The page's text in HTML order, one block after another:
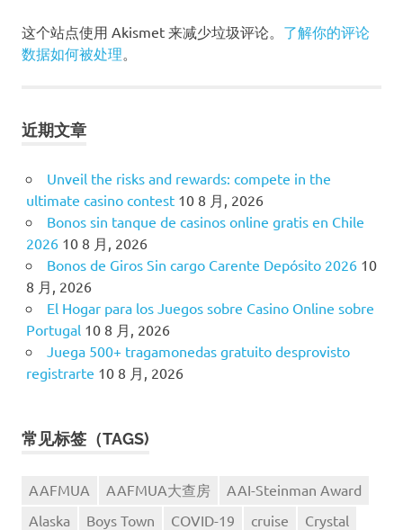
这个站点使用 Akismet 来减少垃圾评论。 了解你的评论
数据如何被处理
近期文章
Unveil the risks and rewards: compete in the
ultimate casino contest 10 8 月, 2026
Bonos sin tanque de casinos online gratis en Chile
2026 10 8 月, 2026
Bonos de Giros Sin cargo Carente Depósito 2026 10
8 月, 2026
El Hogar para los Juegos sobre Casino Online sobre
Portugal 10 8 月, 2026
Juega 500+ tragamonedas gratuito desprovisto
registrarte 10 8 月, 2026
常见标签（TAGS)
AAFMUA AAFMUA大查房
AAI-Steinman Award
Alaska
Boys Town COVID-19 cruise
Crystal